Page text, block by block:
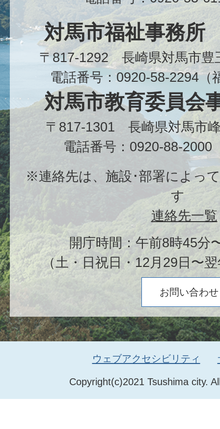
対馬市福祉事務所
〒817-1292 長崎県対馬市
電話番号：0920-58-2294（
対馬市教育委員会
〒817-1301 長崎県対馬市
電話番号：0920-88-2000
※連絡先は、施設･部署によっ
す
連絡先一覧
開庁時間：午前8時45分
（土・日祝日・12月29日〜
お問い合わせ
Copyright(c)2021 Tsushima city.
ウェブアクセシビリティ